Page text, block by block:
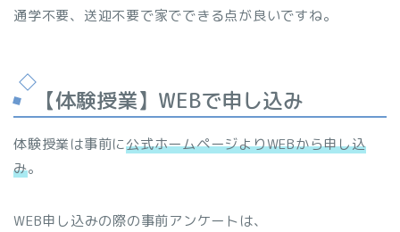
通学不要、送迎不要で家でできる点が良いですね。
【体験授業】WEBで申し込み
体験授業は事前に公式ホームページよりWEBから申し込
み。
WEB申し込みの際の事前アンケートは、